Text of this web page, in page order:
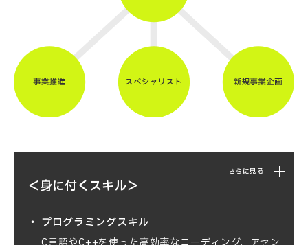
さらに見る
＜身に付くスキル＞
プログラミングスキル